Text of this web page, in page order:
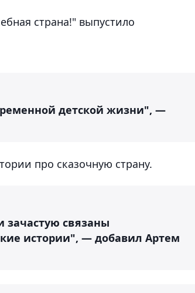
страна!" выпустило
детской жизни", —
про сказочную страну.
зачастую связаны
истории", — добавил Артем